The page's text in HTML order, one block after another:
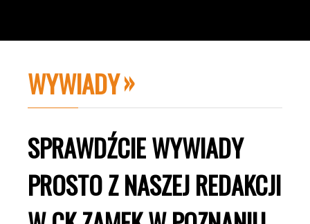
WYWIADY
SPRAWDŹCIE WYWIADY
PROSTO Z NASZEJ REDAKCJI